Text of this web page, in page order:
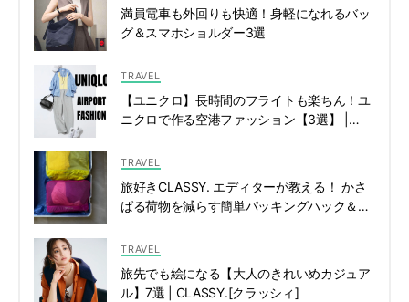
満員電車も外回りも快適！身軽になれるバッ
グ＆スマホショルダー3選
TRAVEL
【ユニクロ】長時間のフライトも楽ちん！ユ
ニクロで作る空港ファッション【3選】 |
TRAVEL
旅好きCLASSY. エディターが教える！ かさ
ばる荷物を減らす簡単パッキングハック＆お
TRAVEL
旅先でも絵になる【大人のきれいめカジュア
ル】7選 | CLASSY.[クラッシィ]